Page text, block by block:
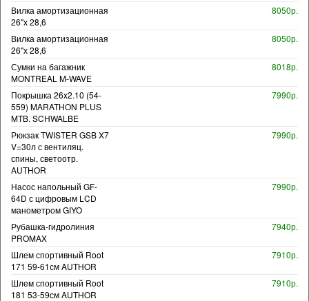
Вилка амортизационная
26"х 28,6
8050р.
Вилка амортизационная
26"х 28,6
8050р.
Сумки на багажник
MONTREAL M-WAVE
8018р.
Покрышка 26x2.10 (54-
559) MARATHON PLUS
MTB. SCHWALBE
7990р.
Рюкзак TWISTER GSB X7
V=30л с вентиляц.
спины, светоотр.
AUTHOR
7990р.
Насос напольный GF-
64D с цифровым LCD
манометром GIYO
7990р.
Рубашка-гидролиния
PROMAX
7940р.
Шлем спортивный Root
171 59-61см AUTHOR
7910р.
Шлем спортивный Root
181 53-59см AUTHOR
7910р.